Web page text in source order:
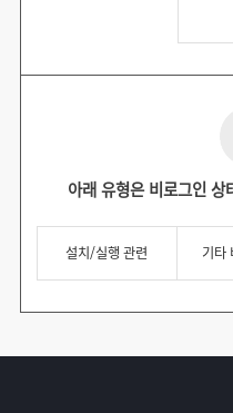
아래 유형은 비로그인
설치/실행 관련 기타